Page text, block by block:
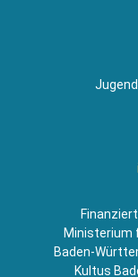
Ministerium
Baden-
Kultus